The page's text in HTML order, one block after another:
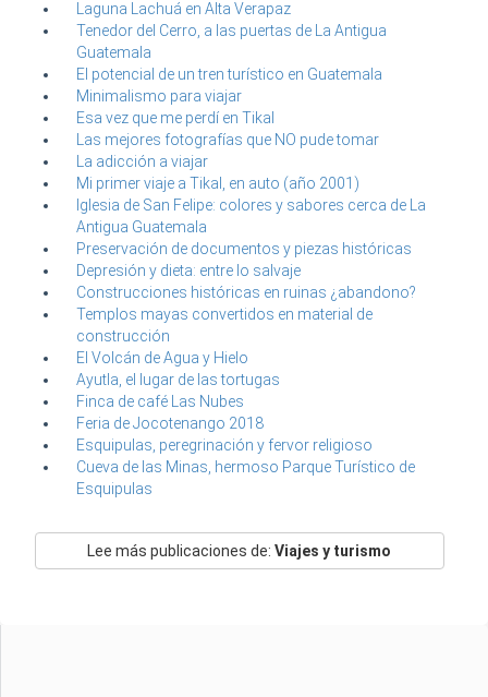
Laguna Lachuá en Alta Verapaz
Tenedor del Cerro, a las puertas de La Antigua
Guatemala
El potencial de un tren turístico en Guatemala
Minimalismo para viajar
Esa vez que me perdí en Tikal
Las mejores fotografías que NO pude tomar
La adicción a viajar
Mi primer viaje a Tikal, en auto (año 2001)
Iglesia de San Felipe: colores y sabores cerca de La
Antigua Guatemala
Preservación de documentos y piezas históricas
Depresión y dieta: entre lo salvaje
Construcciones históricas en ruinas ¿abandono?
Templos mayas convertidos en material de
construcción
El Volcán de Agua y Hielo
Ayutla, el lugar de las tortugas
Finca de café Las Nubes
Feria de Jocotenango 2018
Esquipulas, peregrinación y fervor religioso
Cueva de las Minas, hermoso Parque Turístico de
Esquipulas
Lee más publicaciones de:Viajes y turismo